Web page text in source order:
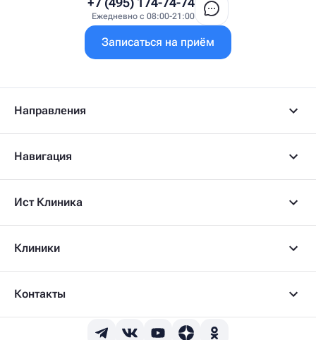
Гастроэнтеролог-гепатолог
Гериатр
Гинеколог
Гирудолог
Дерматовенеролог
Детский вертебролог
Детский врач УЗИ
Детский гепатолог
Детский гинеколог
Ежедневно с 08:00-21:00
Записаться на приём
Направления
Навигация
Ист Клиника
Клиники
Контакты